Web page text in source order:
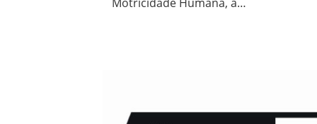
Motricidade Humana, a…